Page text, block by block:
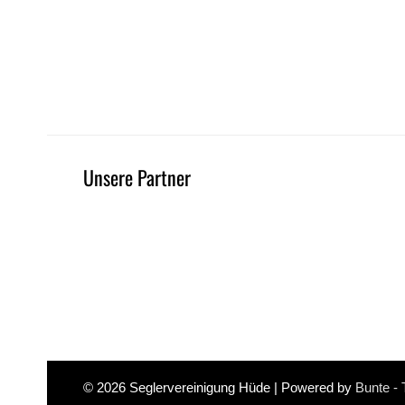
Unsere Partner
© 2026 Seglervereinigung Hüde | Powered by Bunte -